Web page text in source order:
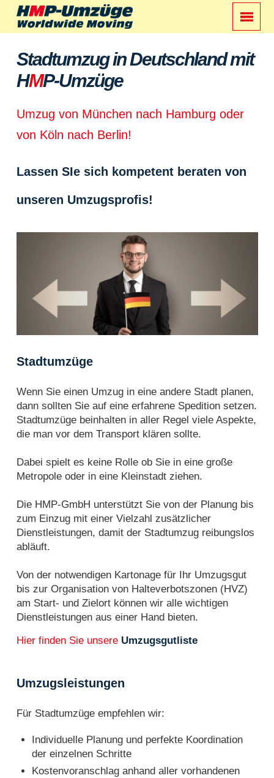
Stadtumzug in Deutschland mit
HMP-Umzüge
Umzug von München nach Hamburg oder
von Köln nach Berlin!
Lassen SIe sich kompetent beraten von
unseren Umzugsprofis!
Stadtumzüge
Wenn Sie einen Umzug in eine andere Stadt planen,
dann sollten Sie auf eine erfahrene Spedition setzen.
Stadtumzüge beinhalten in aller Regel viele Aspekte,
die man vor dem Transport klären sollte.
Dabei spielt es keine Rolle ob Sie in eine große
Metropole oder in eine Kleinstadt ziehen.
Die HMP-GmbH unterstützt Sie von der Planung bis
zum Einzug mit einer Vielzahl zusätzlicher
Dienstleistungen, damit der Stadtumzug reibungslos
abläuft.
Von der notwendigen Kartonage für Ihr Umzugsgut
bis zur Organisation von Halteverbotszonen (HVZ)
am Start- und Zielort können wir alle wichtigen
Dienstleistungen aus einer Hand bieten.
Hier finden Sie unsere Umzugsgutliste
Umzugsleistungen
Für Stadtumzüge empfehlen wir:
Individuelle Planung und perfekte Koordination
der einzelnen Schritte
Kostenvoranschlag anhand aller vorhandenen